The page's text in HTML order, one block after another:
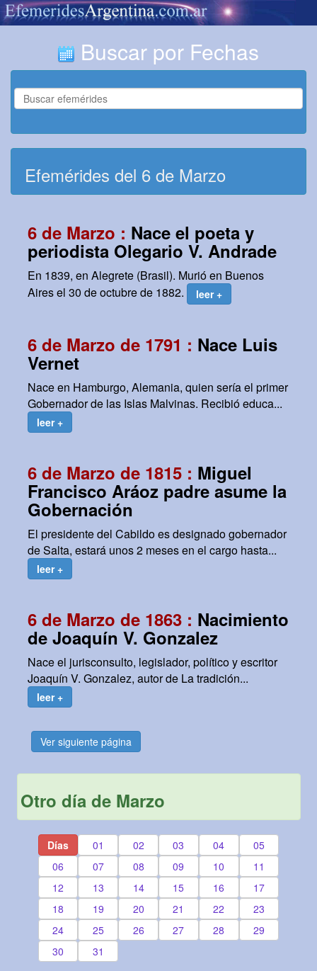
Buscar por Fechas
Efemérides del 6 de Marzo
6 de Marzo : Nace el poeta y
periodista Olegario V. Andrade
En 1839, en Alegrete (Brasil). Murió en Buenos
Aires el 30 de octubre de 1882.
leer +
6 de Marzo de 1791 : Nace Luis
Vernet
Nace en Hamburgo, Alemania, quien sería el primer
Gobernador de las Islas Malvinas. Recibió educa...
leer +
6 de Marzo de 1815 : Miguel
Francisco Aráoz padre asume la
Gobernación
El presidente del Cabildo es designado gobernador
de Salta, estará unos 2 meses en el cargo hasta...
leer +
6 de Marzo de 1863 : Nacimiento
de Joaquín V. Gonzalez
Nace el jurisconsulto, legislador, político y escritor
Joaquín V. Gonzalez, autor de La tradición...
leer +
Ver siguiente página
Otro día de Marzo
Días 01 02 03 04
05
06
07 08 09 10
11
12
13 14 15 16
17
18
19 20 21 22
23
24
25 26 27 28
29
30
31